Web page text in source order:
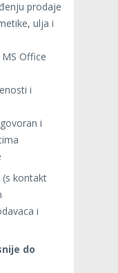
prodaje
ulja i
Office
i
i
kontakt
i
do